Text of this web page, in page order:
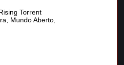
Torrent
Mundo Aberto,